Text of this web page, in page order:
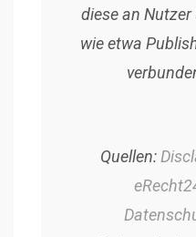
diese an Nutzer
wie etwa
Quellen: